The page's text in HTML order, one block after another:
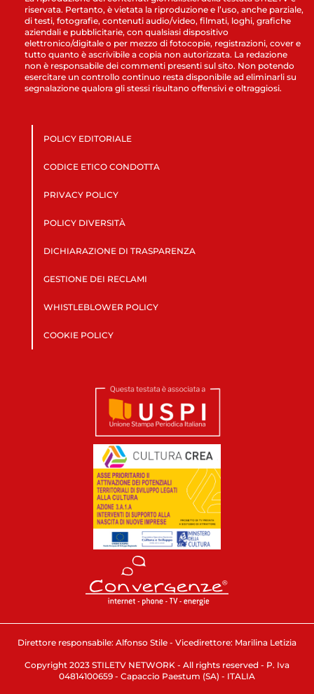
riservata. Pertanto, è vietata la riproduzione e l’uso, anche parziale,
di testi, fotografie, contenuti audio/video, filmati, loghi, grafiche
aziendali e pubblicitarie, con qualsiasi dispositivo
elettronico/digitale o per mezzo di fotocopie, registrazioni, cover e
tutto quanto è ascrivibile a copia non autorizzata. La redazione
non è responsabile dei commenti presenti sul sito. Non potendo
esercitare un controllo continuo resta disponibile ad eliminarli su
segnalazione qualora gli stessi risultano offensivi e oltraggiosi.
POLICY EDITORIALE
CODICE ETICO CONDOTTA
PRIVACY POLICY
POLICY DIVERSITÀ
DICHIARAZIONE DI TRASPARENZA
GESTIONE DEI RECLAMI
WHISTLEBLOWER POLICY
COOKIE POLICY
Direttore responsabile: Alfonso Stile - Vicedirettore: Marilina Letizia
Copyright 2023 STILETV NETWORK - All rights reserved - P. Iva
04814100659 - Capaccio Paestum (SA) - ITALIA